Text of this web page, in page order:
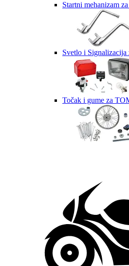
Startni mehanizam
Svetlo i
Točak i gume za